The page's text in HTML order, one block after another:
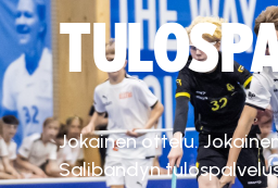
Jokainen ottelu.
Salibandyn